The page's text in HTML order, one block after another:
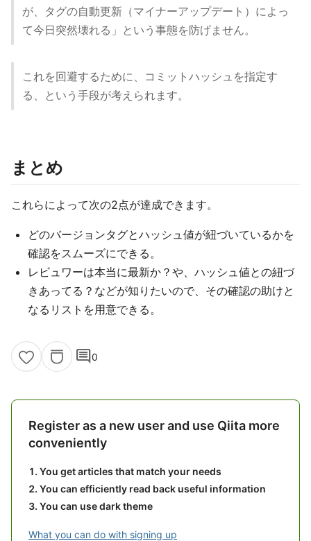
が、タグの自動更新（マイナーアップデート）によっ
て今日突然壊れる」という事態を防げません。
これを回避するために、コミットハッシュを指定す
る、という手段が考えられます。
まとめ
これらによって次の2点が達成できます。
どのバージョンタグとハッシュ値が紐づいているかを
確認をスムーズにできる。
レビュワーは本当に最新か？や、ハッシュ値との紐づ
きあってる？などが知りたいので、その確認の助けと
なるリストを用意できる。
comment0
Register as a new user and use Qiita more
conveniently
You get articles that match your needs
You can efficiently read back useful information
You can use dark theme
What you can do with signing up